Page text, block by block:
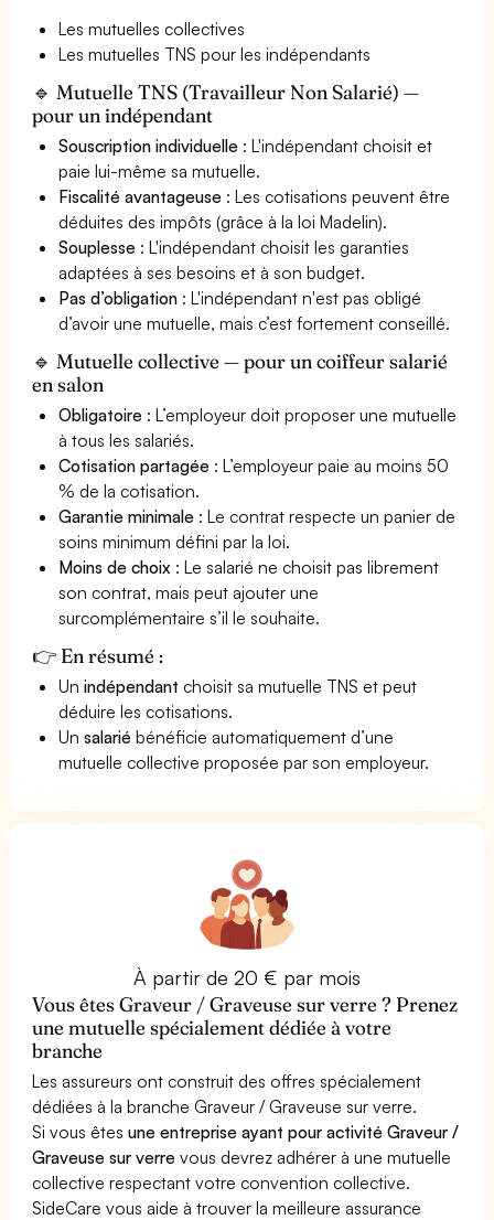
Les mutuelles collectives
Les mutuelles TNS pour les indépendants
🔹 Mutuelle TNS (Travailleur Non Salarié) —
pour un indépendant
Souscription individuelle : L'indépendant choisit et
paie lui-même sa mutuelle.
Fiscalité avantageuse : Les cotisations peuvent être
déduites des impôts (grâce à la loi Madelin).
Souplesse : L'indépendant choisit les garanties
adaptées à ses besoins et à son budget.
Pas d’obligation : L'indépendant n'est pas obligé
d’avoir une mutuelle, mais c’est fortement conseillé.
🔹 Mutuelle collective — pour un coiffeur salarié
en salon
Obligatoire : L’employeur doit proposer une mutuelle
à tous les salariés.
Cotisation partagée : L’employeur paie au moins 50
% de la cotisation.
Garantie minimale : Le contrat respecte un panier de
soins minimum défini par la loi.
Moins de choix : Le salarié ne choisit pas librement
son contrat, mais peut ajouter une
surcomplémentaire s’il le souhaite.
👉 En résumé :
Unindépendant choisit sa mutuelle TNS et peut
déduire les cotisations.
Unsalarié bénéficie automatiquement d’une
mutuelle collective proposée par son employeur.
À partir de 20 € par mois
Vous êtes Graveur / Graveuse sur verre ? Prenez
une mutuelle spécialement dédiée à votre
branche
Les assureurs ont construit des offres spécialement
dédiées à la branche Graveur / Graveuse sur verre.
Si vous êtesune entreprise ayant pour activité Graveur /
Graveuse sur verre vous devrez adhérer à une mutuelle
collective respectant votre convention collective.
SideCare vous aide à trouver la meilleure assurance